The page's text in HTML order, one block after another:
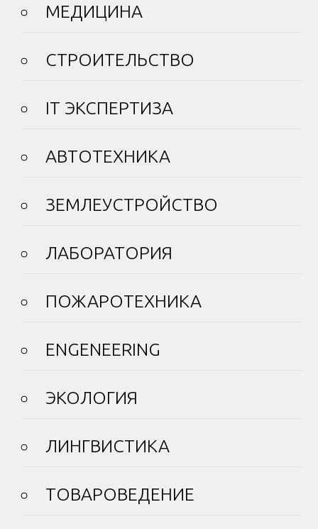
МЕДИЦИНА
СТРОИТЕЛЬСТВО
IT ЭКСПЕРТИЗА
АВТОТЕХНИКА
ЗЕМЛЕУСТРОЙСТВО
ЛАБОРАТОРИЯ
ПОЖАРОТЕХНИКА
ENGENEERING
ЭКОЛОГИЯ
ЛИНГВИСТИКА
ТОВАРОВЕДЕНИЕ